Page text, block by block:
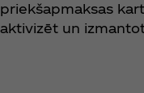
priekšapmaksas
aktivizēt un